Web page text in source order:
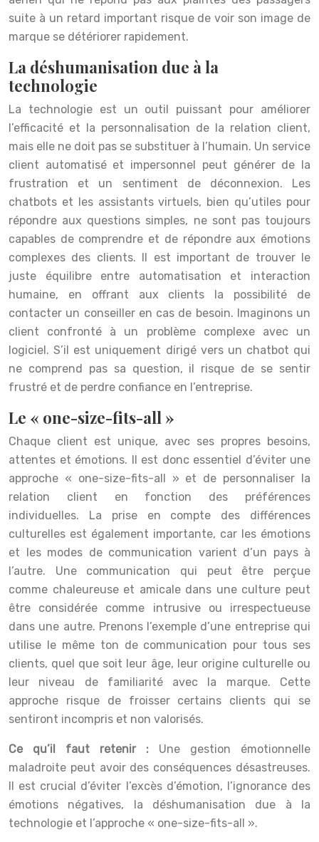
suite à un retard important risque de voir son image de
marque se détériorer rapidement.
La déshumanisation due à la
technologie
La technologie est un outil puissant pour améliorer
l’efficacité et la personnalisation de la relation client,
mais elle ne doit pas se substituer à l’humain. Un service
client automatisé et impersonnel peut générer de la
frustration et un sentiment de déconnexion. Les
chatbots et les assistants virtuels, bien qu’utiles pour
répondre aux questions simples, ne sont pas toujours
capables de comprendre et de répondre aux émotions
complexes des clients. Il est important de trouver le
juste équilibre entre automatisation et interaction
humaine, en offrant aux clients la possibilité de
contacter un conseiller en cas de besoin. Imaginons un
client confronté à un problème complexe avec un
logiciel. S’il est uniquement dirigé vers un chatbot qui
ne comprend pas sa question, il risque de se sentir
frustré et de perdre confiance en l’entreprise.
Le « one-size-fits-all »
Chaque client est unique, avec ses propres besoins,
attentes et émotions. Il est donc essentiel d’éviter une
approche « one-size-fits-all » et de personnaliser la
relation client en fonction des préférences
individuelles. La prise en compte des différences
culturelles est également importante, car les émotions
et les modes de communication varient d’un pays à
l’autre. Une communication qui peut être perçue
comme chaleureuse et amicale dans une culture peut
être considérée comme intrusive ou irrespectueuse
dans une autre. Prenons l’exemple d’une entreprise qui
utilise le même ton de communication pour tous ses
clients, quel que soit leur âge, leur origine culturelle ou
leur niveau de familiarité avec la marque. Cette
approche risque de froisser certains clients qui se
sentiront incompris et non valorisés.
Ce qu’il faut retenir : Une gestion émotionnelle
maladroite peut avoir des conséquences désastreuses.
Il est crucial d’éviter l’excès d’émotion, l’ignorance des
émotions négatives, la déshumanisation due à la
technologie et l’approche « one-size-fits-all ».